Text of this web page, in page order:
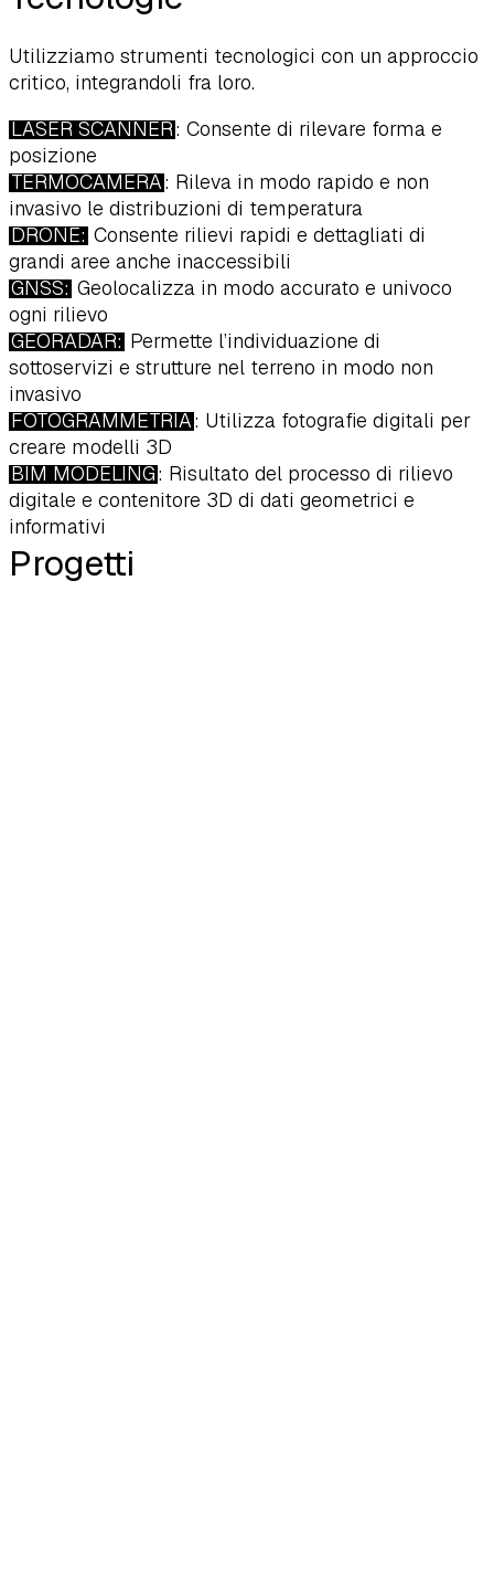
Utilizziamo strumenti tecnologici con un approccio
critico, integrandoli fra loro.
LASER SCANNER: Consente di rilevare forma e
posizione
TERMOCAMERA: Rileva in modo rapido e non
invasivo le distribuzioni di temperatura
DRONE: Consente rilievi rapidi e dettagliati di
grandi aree anche inaccessibili
GNSS: Geolocalizza in modo accurato e univoco
ogni rilievo
GEORADAR: Permette l’individuazione di
sottoservizi e strutture nel terreno in modo non
invasivo
FOTOGRAMMETRIA: Utilizza fotografie digitali per
creare modelli 3D
BIM MODELING: Risultato del processo di rilievo
digitale e contenitore 3D di dati geometrici e
informativi
Progetti